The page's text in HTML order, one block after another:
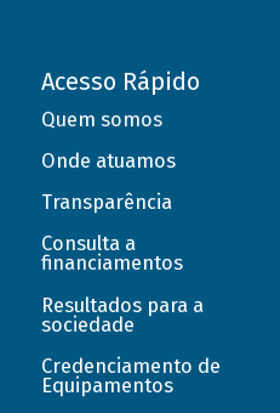
Acesso Rápido
Quem somos
Onde atuamos
Transparência
Consulta a
financiamentos
Resultados para a
sociedade
Credenciamento de
Equipamentos